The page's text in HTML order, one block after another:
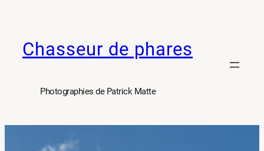
contenu
Chasseur de phares
Photographies de Patrick Matte